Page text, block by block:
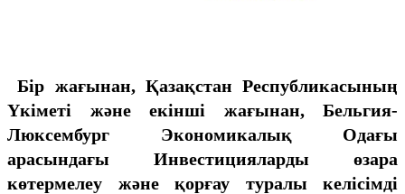
Бір жағынан, Қазақстан Республикасының
Үкіметі және екінші жағынан, Бельгия-
Люксембург Экономикалық Одағы
арасындағы Инвестицияларды өзара
көтермелеу және қорғау туралы келісімді